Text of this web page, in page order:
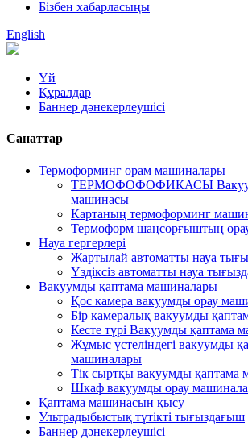
Бізбен хабарласыңы
English
Үй
Құралдар
Баннер дәнекерлеушісі
Санаттар
Термоформинг орам машиналары
ТЕРМОФОФОФИКАСЫ
машинасы
Картаның термоформинг
Термоформ шаңсорғыштың
Науа гергерлері
Жартылай автоматты науа
Үздіксіз автоматты науа
Вакуумды қаптама машиналары
Қос камера вакуумды орау
Бір камералық вакуумды
Кесте түрі Вакуумды қаптама
Жұмыс үстеліндегі вакуумды
машиналары
Тік сыртқы вакуумды қаптама
Шкаф вакуумды орау
Қаптама машинасын қысу
Ультрадыбыстық түтікті тығыздағыш
Баннер дәнекерлеушісі